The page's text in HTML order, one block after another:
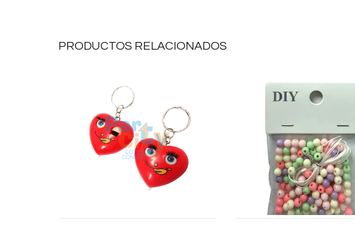
PRODUCTOS RELACIONADOS